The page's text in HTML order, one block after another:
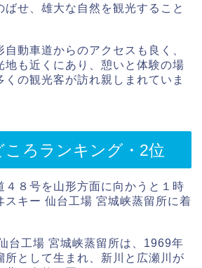
ばせ、雄大な自然を観光すること
動車道からのアクセスも良く、
地も近くにあり、憩いと体験の場
くの観光客が訪れ親しまれていま
ころランキング・2位
４８号を山形方面に向かうと１時
スキー 仙台工場 宮城峡蒸留所に着
台工場 宮城峡蒸留所は、1969年
所として生まれ、新川と広瀬川が